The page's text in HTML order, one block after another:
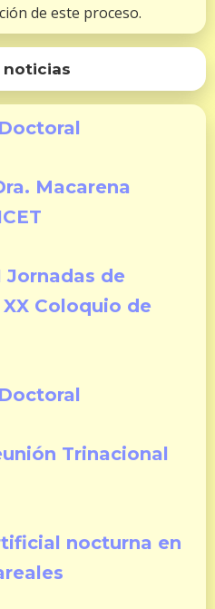
de este proceso.
noticias
Macarena
Jornadas de
Coloquio de
Trinacional
nocturna en